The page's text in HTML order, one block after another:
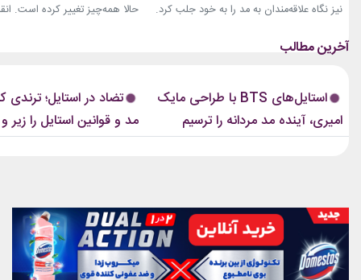
نیز نگاه علاقه‌مندان به مد را به خود جلب کرد.
(Amiri)، متعلق به طراح آمریکاییِ ایرانی‌تبار،
است که در تمام این اوت‌فیت‌ها دیده...
حالا همه‌چیز تغییر کرده است.
این رویکرد، قرار نیست فقط
استایل‌های BTS با طراحی مایک
امیری، آینده مد مردانه را ترسیم
کردند
تضاد در استایل؛ ترندی
مد و قوانین استایل را زیر